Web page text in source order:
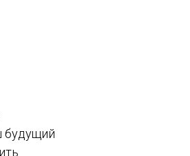
будущий